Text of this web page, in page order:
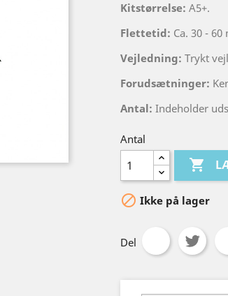
Kitstørrelse: A5+.
Flettetid: Ca. 30 -
Vejledning: Trykt
Forudsætninger:
Antal: Indeholder
Antal

 Ikke på lager
Del